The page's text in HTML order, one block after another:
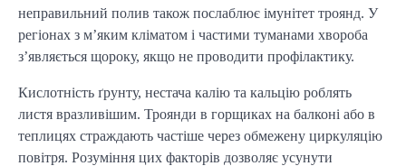
неправильний полив також послаблює імунітет троянд. У
регіонах з м’яким кліматом і частими туманами хвороба
з’являється щороку, якщо не проводити профілактику.
Кислотність ґрунту, нестача калію та кальцію роблять
листя вразливішим. Троянди в горщиках на балконі або в
теплицях страждають частіше через обмежену циркуляцію
повітря. Розуміння цих факторів дозволяє усунути